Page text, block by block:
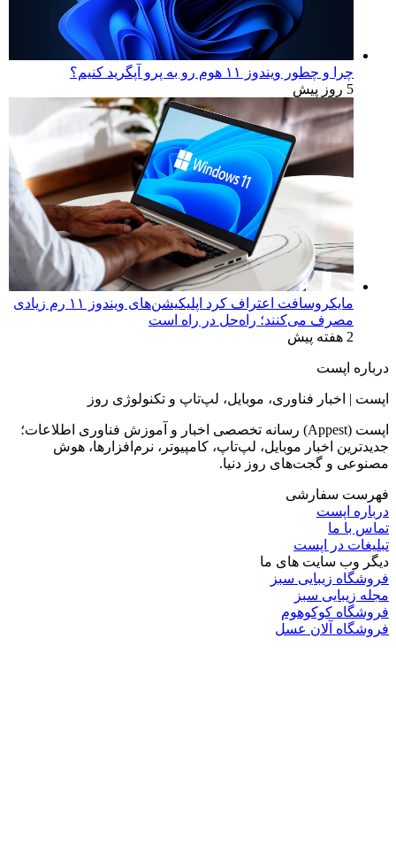
چرا و چطور ویندوز ۱۱ هوم رو به پرو آپگرید کنیم؟
5 روز پیش
مایکروسافت اعتراف کرد اپلیکیشن‌های ویندوز ۱۱ رم زیادی
مصرف می‌کنند؛ راه‌حل در راه است
2 هفته پیش
درباره اپست
اپست | اخبار فناوری، موبایل، لپ‌تاپ و تکنولوژی روز
اپست (Appest) رسانه تخصصی اخبار و آموزش فناوری اطلاعات؛
جدیدترین اخبار موبایل، لپ‌تاپ، کامپیوتر، نرم‌افزارها، هوش
مصنوعی و گجت‌های روز دنیا.
فهرست سفارشی
درباره اپست
تماس با ما
تبلیغات در اپست
دیگر وب سایت های ما
فروشگاه زیبایی سبز
مجله زیبایی سبز
فروشگاه کوکوهوم
فروشگاه آلان عسل